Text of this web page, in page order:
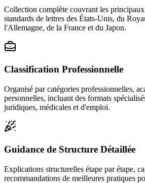
Collection complète couvrant les
standards de lettres des États-Unis, du
l'Allemagne, de la France et du Japon.
Classification Professionnelle
Organisé par catégories professionnelles,
personnelles, incluant des formats
juridiques, médicales et d'emploi.
Guidance de Structure Détaillée
Explications structurelles étape par étape,
recommandations de meilleures pratiques